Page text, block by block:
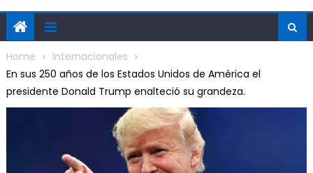
Home
Internacionales
En sus 250 años de los Estados Unidos de América el
presidente Donald Trump enalteció su grandeza.